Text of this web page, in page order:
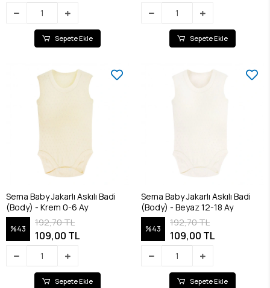
Sepete Ekle Sepete Ekle
Sema Baby Jakarlı Askılı Badi
(Body) - Krem 0-6 Ay
%43
192,70 TL
109,00 TL
Sepete Ekle
Sema Baby Jakarlı Askılı Badi
(Body) - Beyaz 12-18 Ay
%43
192,70 TL
109,00 TL
Sepete Ekle